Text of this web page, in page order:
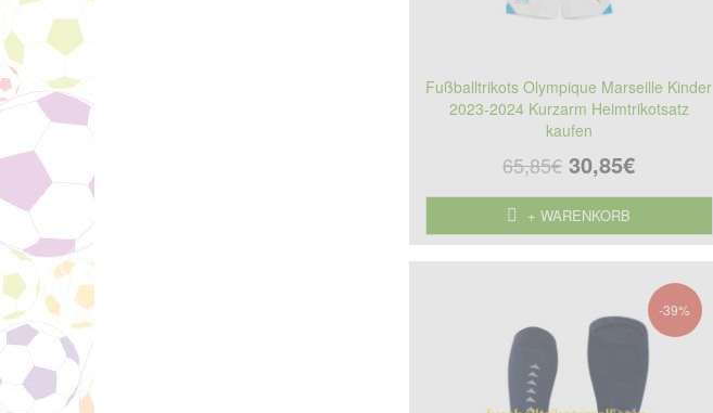
Fußballtrikots Olympique Marseille Kinder
2023-2024 Kurzarm Heimtrikotsatz
kaufen
65,85€ 30,85€
+ WARENKORB
-39%